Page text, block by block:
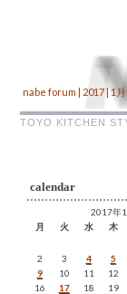
nabe forum | 2017 | 1月
TOYO KITCHEN
calendar
2017年1
月
火 水 木
2
3 4 5
9
10 11 12
16
17 18 19